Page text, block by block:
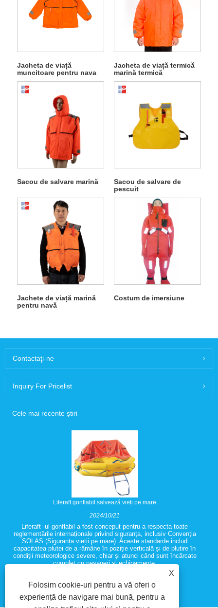
Jacheta de viață
muncitoare pentru nava
de pescuit
Jacheta de viață termică
marină termică
Sacou de salvare marină
Sacou de salvare de
pescuit
Jachete de viață marină
pentru navă
Costum de imersiune
Contactaţi-ne
Inquiry For Pricelist
Cele mai recente știri
Liferaft gonflabil salvează vieți pe mare
2024/10/21
Liferaft -ul gonflabil a fost conceput pentru a respecta toate
reglementările internaționale privind siguranța, inclusiv Convenția
SOLAS (Siguranța vieții pe mare). Aceste standarde includ
capacitatea plutei de a rămâne în poziție verticală și de plutire în
condiții meteorologice severe, chiar și atunci când sunt încărcate
complet cu pasageri și echipamente.
X
Folosim cookie-uri pentru a vă oferi o
experiență de navigare mai bună, pentru a